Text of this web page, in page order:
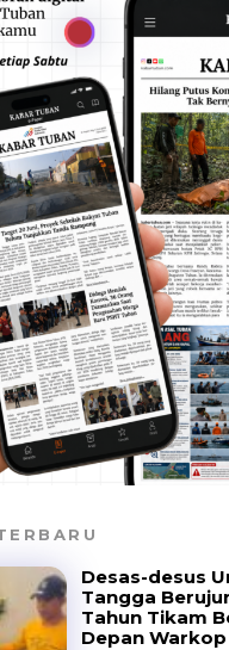
Desas-desus
Tangga
Tahun Tikam
Depan Warkop